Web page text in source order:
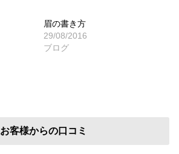
眉の書き方
29/08/2016
ブログ
お客様からの口コミ